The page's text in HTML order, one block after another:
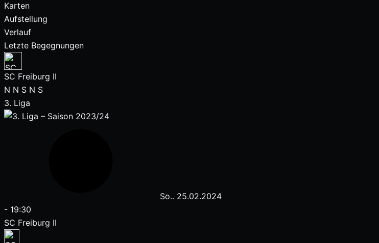
Karten
Aufstellung
Verlauf
Letzte Begegnungen
SC Freiburg II
N N S N S
3. Liga
So.. 25.02.2024
- 19:30
SC Freiburg II